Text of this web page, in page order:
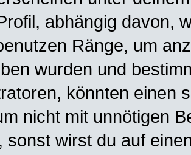
abhängig davon,
Ränge, um
wurden und
könnten einen
nicht mit unnötigen
sonst wirst du auf